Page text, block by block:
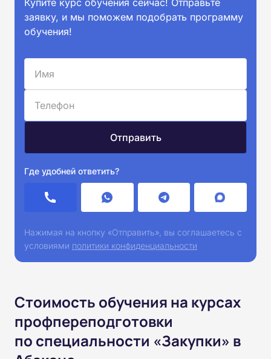
заявку, и мы поможем подобрать программу
обучения!
Где удобней ответить?
Нажимая на кнопку «Отправить», вы соглашаетесь с
условиями политики конфиденциальности
Стоимость обучения на курсах
профпереподготовки
по специальности «Закупки» в